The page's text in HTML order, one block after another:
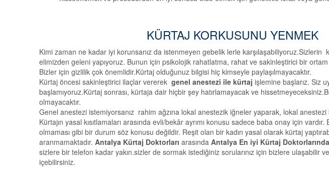
KÜRTAJ KORKUSUNU YENMEK
Kimi zaman ne kadar iyi korunsanız da istenmeyen gebelik lerle karşılaşabiliyoruz.Sizlerin
elimizden geleni yapıyoruz. Bunun için psikolojik rahatlatma, rahat ve sakinleştirici bir
Bizler için gizlilik çok önemlidir.Kürtaj olduğunuz bilgisi hiç kimseyle paylaşılmayacaktır.
Kürtaj öncesi sakinleştirici ilaçlar vererek genel anestezi ile kürtaj işlemine başlarız. Siz
başlamıyoruz.Kürtaj sonrası, kürtaja dair hiçbir şey hatırlamayacak ve
olmayacaktır.
Genel anestezi istemiyorsanız rahim ağzına lokal anestezik iğneler yaparak, lokal
Kürtajın yasal kısıtlamaları arasında evli/bekâr ayrımı konusu sadece baba onay için vardır.
olmaması gibi bir durum söz konusu değildir. Reşit olan bir kadın yasal olarak kürtaj
aranmamaktadır. Antalya Kürtaj Doktorları arasında Antalya En iyi Kürtaj
sizlere bir telefon kadar yakın.sizler de sormak istediğiniz sorularınız için bizlere ulaşabilir
içebilirsiniz.